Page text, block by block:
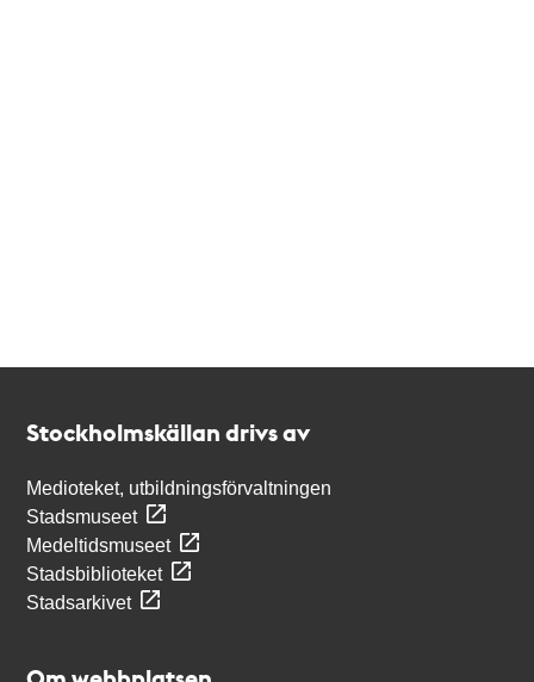
Stockholmskällan drivs av
Medioteket, utbildningsförvaltningen
Stadsmuseet
Medeltidsmuseet
Stadsbiblioteket
Stadsarkivet